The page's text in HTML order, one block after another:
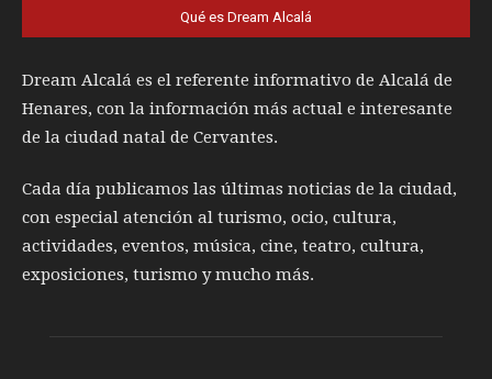
Qué es Dream Alcalá
Dream Alcalá es el referente informativo de Alcalá de
Henares, con la información más actual e interesante
de la ciudad natal de Cervantes.
Cada día publicamos las últimas noticias de la ciudad,
con especial atención al turismo, ocio, cultura,
actividades, eventos, música, cine, teatro, cultura,
exposiciones, turismo y mucho más.